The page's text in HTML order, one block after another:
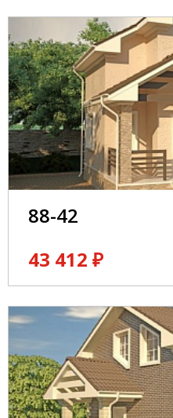
88-42
43 412 ₽